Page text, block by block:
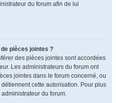
du forum afin de lui
pièces jointes ?
des pièces jointes sont accordées
Les administrateurs du forum ont
jointes dans le forum concerné, ou
cette autorisation. Pour plus
du forum.